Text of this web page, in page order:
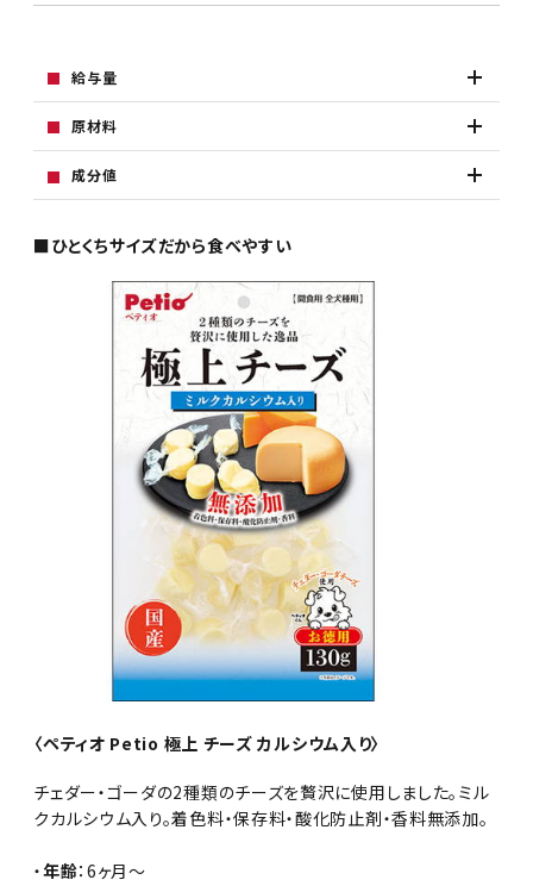
給与量
原材料
成分値
■ひとくちサイズだから食べやすい
〈ペティオ Petio 極上 チーズ カルシウム入り〉
チェダー・ゴーダの2種類のチーズを贅沢に使用しました。ミル
クカルシウム入り。着色料・保存料・酸化防止剤・香料無添加。
・年齢：6ヶ月～